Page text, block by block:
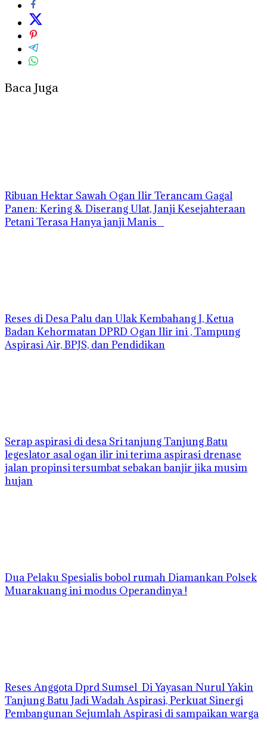
Baca Juga
Ribuan Hektar Sawah Ogan Ilir Terancam Gagal
Panen: Kering & Diserang Ulat, Janji Kesejahteraan
Petani Terasa Hanya janji Manis
Reses di Desa Palu dan Ulak Kembahang I, Ketua
Badan Kehormatan DPRD Ogan Ilir ini , Tampung
Aspirasi Air, BPJS, dan Pendidikan
Serap aspirasi di desa Sri tanjung Tanjung Batu
legeslator asal ogan ilir ini terima aspirasi drenase
jalan propinsi tersumbat sebakan banjir jika musim
hujan
Dua Pelaku Spesialis bobol rumah Diamankan Polsek
Muarakuang ini modus Operandinya !
Reses Anggota Dprd Sumsel Di Yayasan Nurul Yakin
Tanjung Batu Jadi Wadah Aspirasi, Perkuat Sinergi
Pembangunan Sejumlah Aspirasi di sampaikan warga